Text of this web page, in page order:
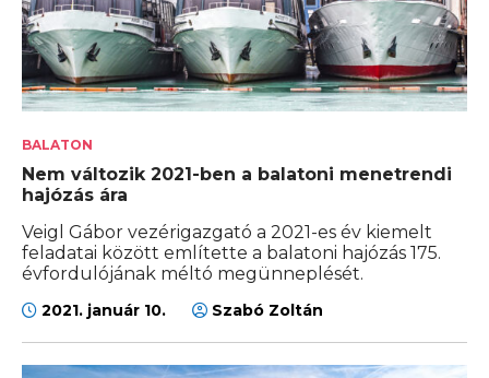
BALATON
Nem változik 2021-ben a balatoni menetrendi
hajózás ára
Veigl Gábor vezérigazgató a 2021-es év kiemelt
feladatai között említette a balatoni hajózás 175.
évfordulójának méltó megünneplését.
2021. január 10. Szabó Zoltán